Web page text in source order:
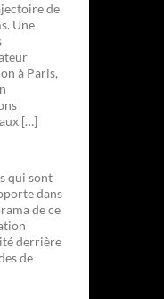
de
Une
à Paris,
[…]
qui sont
dans
de ce
derrière
de